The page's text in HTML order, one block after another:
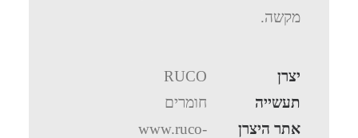
מקשה.
יצרן
RUCO
תעשייה
חומרים
אתר היצרן
www.ruco-